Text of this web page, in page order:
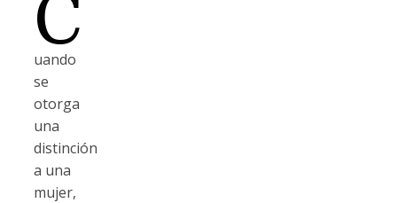
C
uando
se
otorga
una
distinción
a una
mujer,